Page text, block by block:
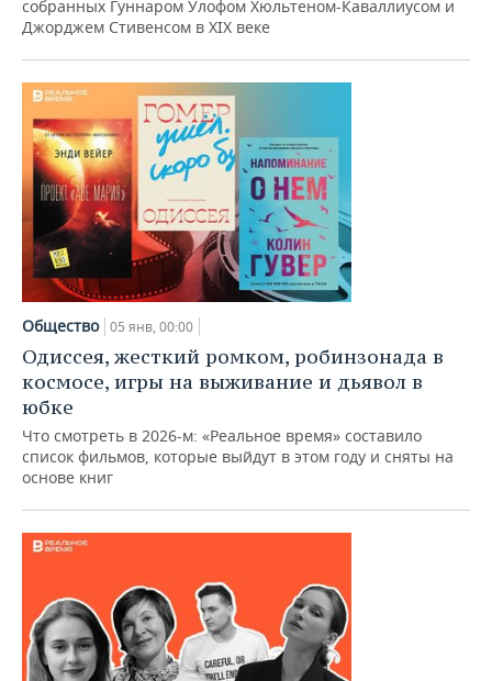
собранных Гуннаром Улофом Хюльтеном-Каваллиусом и
Джорджем Стивенсом в XIX веке
Общество 05 янв, 00:00
Одиссея, жесткий ромком, робинзонада в
космосе, игры на выживание и дьявол в
юбке
Что смотреть в 2026-м: «Реальное время» составило
список фильмов, которые выйдут в этом году и сняты на
основе книг